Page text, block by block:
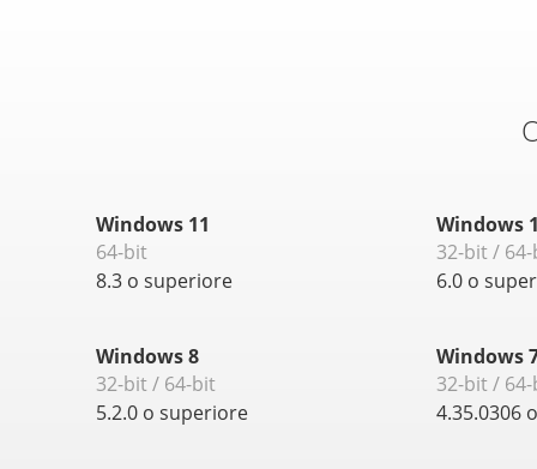
Windows 11
64-bit
8.3 o superiore
Windows
32-bit /
6.0 o
Windows 8
32-bit / 64-bit
5.2.0 o superiore
Windows
32-bit /
4.35.0306